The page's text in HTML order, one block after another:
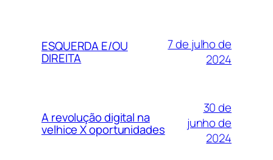
ESQUERDA E/OU
DIREITA
7 de julho de
2024
A revolução digital na
velhice X oportunidades
30 de
junho de
2024